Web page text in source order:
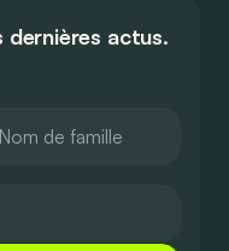
dernières actus.